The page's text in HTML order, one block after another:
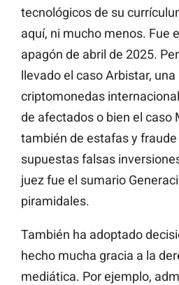
tecnológicos de su
aquí, ni mucho menos. Fue
apagón de abril de 2025.
llevado el caso Arbistar,
criptomonedas
de afectados o bien el caso
también de estafas y
supuestas falsas
juez fue el sumario
piramidales.
También ha adoptado
hecho mucha gracia a la
mediática. Por ejemplo,